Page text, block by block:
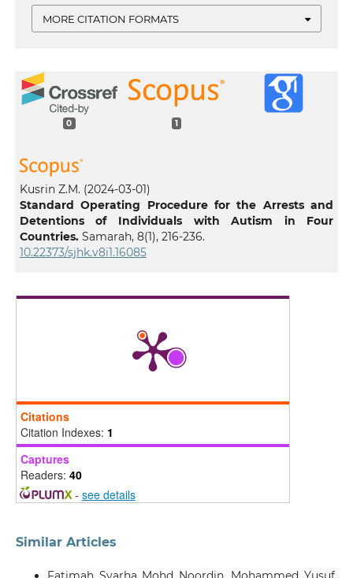
MORE CITATION FORMATS
0 1
Kusrin Z.M. (2024-03-01)
Standard Operating Procedure for the Arrests and
Detentions of Individuals with Autism in Four
Countries. Samarah, 8(1), 216-236.
10.22373/sjhk.v8i1.16085
Citations
Citation Indexes: 1
Captures
Readers: 40
- see details
Similar Articles